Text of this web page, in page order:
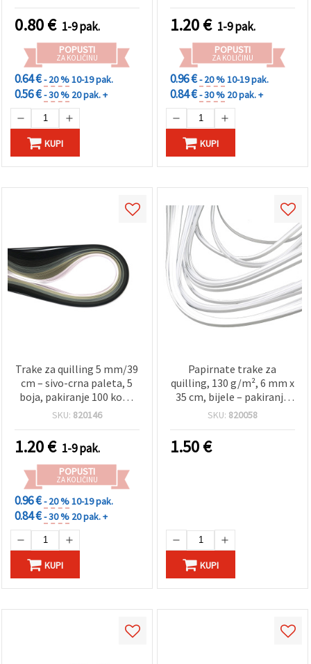
0.80€ 1-9 pak.
POPUSTI
ZA KOLIČINU
0.64 €- 20 %10-19 pak.
0.56 €- 30 % 20 pak. +
KUPI
1.20€ 1-9 pak.
POPUSTI
ZA KOLIČINU
0.96 €- 20 %10-19 pak.
0.84 €- 30 % 20 pak. +
KUPI
Trake za quilling 5 mm/39
cm – sivo-crna paleta, 5
boja, pakiranje 100 kom,
asortirano
SKU: 820146
1.20€ 1-9 pak.
POPUSTI
ZA KOLIČINU
0.96 €- 20 %10-19 pak.
0.84 €- 30 % 20 pak. +
KUPI
Papirnate trake za
quilling, 130 g/m², 6 mm x
35 cm, bijele – pakiranje
od 100 kom
SKU: 820058
1.50€
KUPI